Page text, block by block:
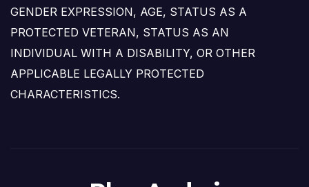
GENDER EXPRESSION, AGE, STATUS AS A
PROTECTED VETERAN, STATUS AS AN
INDIVIDUAL WITH A DISABILITY, OR OTHER
APPLICABLE LEGALLY PROTECTED
CHARACTERISTICS.